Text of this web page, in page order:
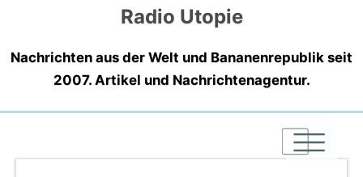
Radio Utopie
Nachrichten aus der Welt und Bananenrepublik seit
2007. Artikel und Nachrichtenagentur.
|
|
|